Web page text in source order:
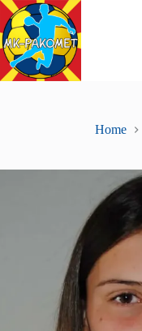
Skip
to
content
Home